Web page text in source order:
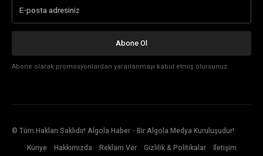
Abone Ol
Abone olarak promosyonlardan yararlanmayı kabul etmiş olursunuz.
© Tüm Hakları Saklıdır! Algola Haber - Bir Algola Medya Kuruluşudur!
Künye
Hakkımızda Reklam Ver Gizlilik & Politikalar İletişim